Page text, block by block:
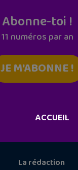
Abonne-toi !
11 numéros par an
JE M'ABONNE !
ACCUEIL
La rédaction